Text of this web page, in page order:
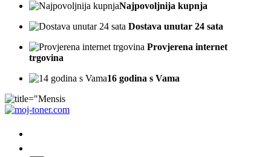
Najpovoljnija kupnja
Dostava unutar 24 sata
Provjerena internet
trgovina
16 godina s Vama